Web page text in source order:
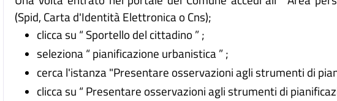
(Spid, Carta d'Identità Elettronica o Cns);
clicca su “ Sportello del cittadino ” ;
seleziona “ pianificazione urbanistica ” ;
cerca l'istanza "Presentare osservazioni agli strumenti di
clicca su “ Presentare osservazioni agli strumenti di